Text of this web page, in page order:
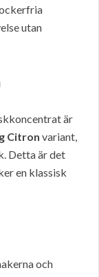
utan
är
Citron variant,
Detta är det
en klassisk
och